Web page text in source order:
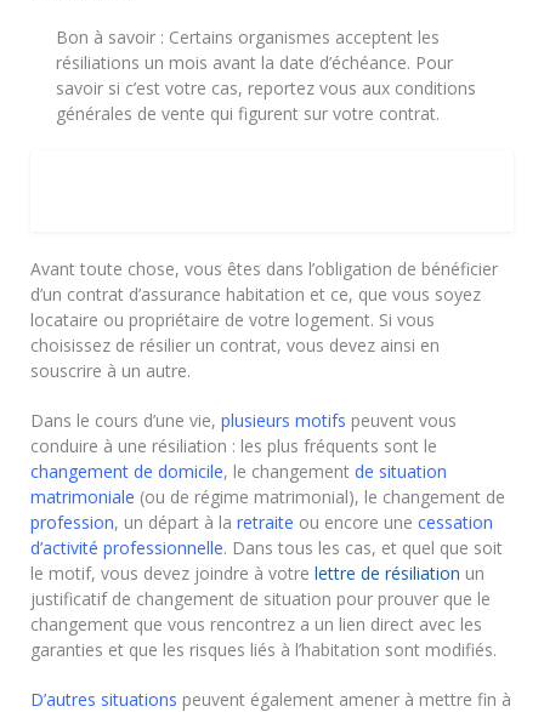
Bon à savoir : Certains organismes acceptent les
résiliations un mois avant la date d’échéance. Pour
savoir si c’est votre cas, reportez vous aux conditions
générales de vente qui figurent sur votre contrat.
Avant toute chose, vous êtes dans l’obligation de bénéficier
d’un contrat d’assurance habitation et ce, que vous soyez
locataire ou propriétaire de votre logement. Si vous
choisissez de résilier un contrat, vous devez ainsi en
souscrire à un autre.
Dans le cours d’une vie, plusieurs motifs peuvent vous
conduire à une résiliation : les plus fréquents sont le
changement de domicile, le changement de situation
matrimoniale (ou de régime matrimonial), le changement de
profession, un départ à la retraite ou encore une cessation
d’activité professionnelle. Dans tous les cas, et quel que soit
le motif, vous devez joindre à votre lettre de résiliation un
justificatif de changement de situation pour prouver que le
changement que vous rencontrez a un lien direct avec les
garanties et que les risques liés à l’habitation sont modifiés.
D’autres situations peuvent également amener à mettre fin à